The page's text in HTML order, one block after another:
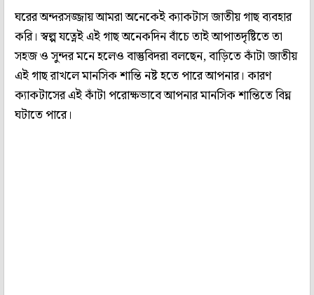
ঘরের অন্দরসজ্জায় আমরা অনেকেই ক্যাকটাস জাতীয় গাছ ব্যবহার
করি। স্বল্প যত্নেই এই গাছ অনেকদিন বাঁচে তাই আপাতদৃষ্টিতে তা
সহজ ও সুন্দর মনে হলেও বাস্তুবিদরা বলছেন, বাড়িতে কাঁটা জাতীয়
এই গাছ রাখলে মানসিক শান্তি নষ্ট হতে পারে আপনার। কারণ
ক্যাকটাসের এই কাঁটা পরোক্ষভাবে আপনার মানসিক শান্তিতে বিঘ্ন
ঘটাতে পারে।